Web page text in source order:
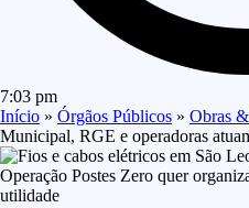
7:03 pm
Início » Órgãos Públicos » Obras
Municipal, RGE e operadoras
Operação Postes Zero quer
utilidade